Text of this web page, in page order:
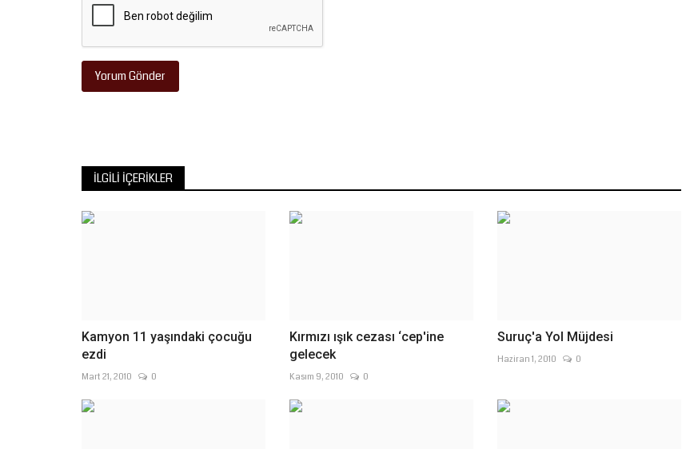
Yorum Gönder
İLGILI İÇERIKLER
Kamyon 11 yaşındaki çocuğu
ezdi
Mart 21, 2010 0
Kırmızı ışık cezası ‘cep'ine
gelecek
Kasım 9, 2010 0
Suruç'a Yol Müjdesi
Haziran 1, 2010 0
Spor
Şanlıurfaspor Yönetiminden ŞESOB
Başkanı İsmail Karacabey’e...
Meteoroloji'den Haftalık Rapor: Pazar
Gününden İtibaren...